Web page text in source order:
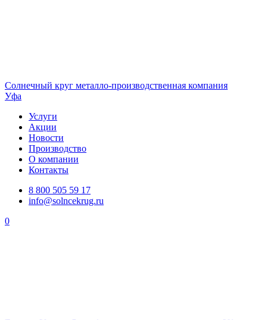
Солнечный круг металло-производственная компания
Уфа
Услуги
Акции
Новости
Производство
О компании
Контакты
8 800 505 59 17
info@solncekrug.ru
0